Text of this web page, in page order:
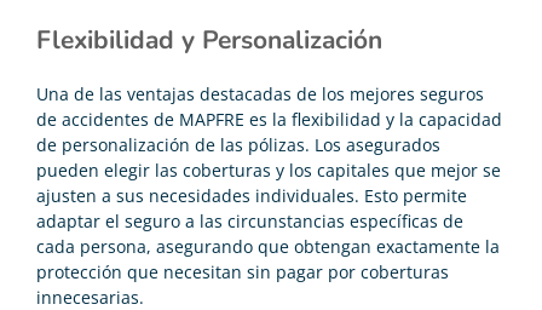
Flexibilidad y Personalización
Una de las ventajas destacadas de los mejores seguros
de accidentes de MAPFRE es la flexibilidad y la capacidad
de personalización de las pólizas. Los asegurados
pueden elegir las coberturas y los capitales que mejor se
ajusten a sus necesidades individuales. Esto permite
adaptar el seguro a las circunstancias específicas de
cada persona, asegurando que obtengan exactamente la
protección que necesitan sin pagar por coberturas
innecesarias.